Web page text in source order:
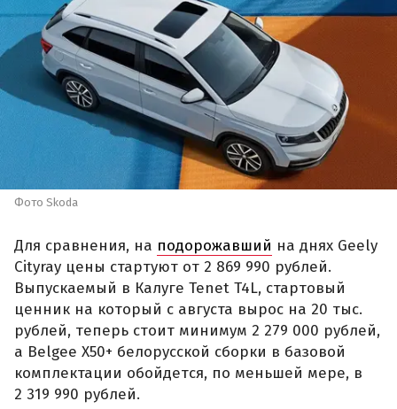
Фото Skoda
Для сравнения, на подорожавший на днях Geely
Cityray цены стартуют от 2 869 990 рублей.
Выпускаемый в Калуге Tenet T4L, стартовый
ценник на который с августа вырос на 20 тыс.
рублей, теперь стоит минимум 2 279 000 рублей,
а Belgee X50+ белорусской сборки в базовой
комплектации обойдется, по меньшей мере, в
2 319 990 рублей.